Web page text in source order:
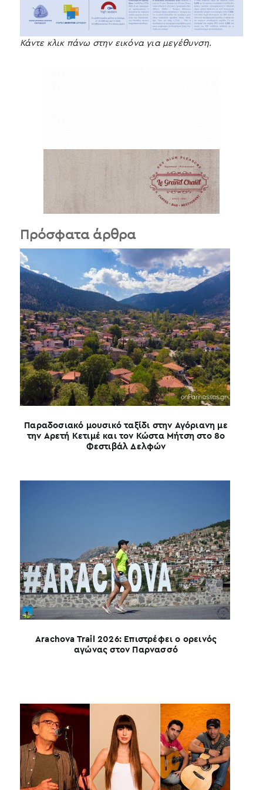
Κάντε κλικ πάνω στην εικόνα για μεγέθυνση.
Πρόσφατα άρθρα
Παραδοσιακό μουσικό ταξίδι στην Αγόριανη με
την Αρετή Κετιμέ και τον Κώστα Μήτση στο 8ο
Φεστιβάλ Δελφών
Arachova Trail 2026: Επιστρέφει ο ορεινός
αγώνας στον Παρνασσό